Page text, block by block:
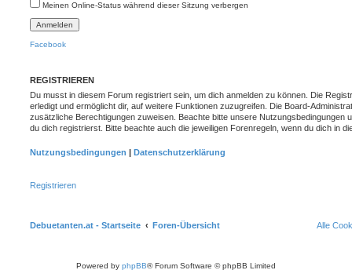
Meinen Online-Status während dieser Sitzung verbergen
Facebook
REGISTRIEREN
Du musst in diesem Forum registriert sein, um dich anmelden zu können. Die
erledigt und ermöglicht dir, auf weitere Funktionen zuzugreifen. Die Board-
zusätzliche Berechtigungen zuweisen. Beachte bitte unsere Nutzungsbedingungen
du dich registrierst. Bitte beachte auch die jeweiligen Forenregeln, wenn du dich in
Nutzungsbedingungen | Datenschutzerklärung
Registrieren
Debuetanten.at - Startseite Foren-Übersicht Alle
Powered by phpBB® Forum Software © phpBB Limited